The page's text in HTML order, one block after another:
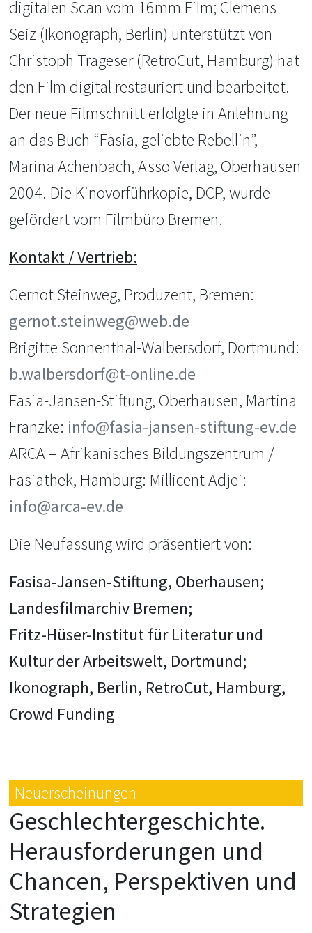
digitalen Scan vom 16mm Film; Clemens
Seiz (Ikonograph, Berlin) unterstützt von
Christoph Trageser (RetroCut, Hamburg) hat
den Film digital restauriert und bearbeitet.
Der neue Filmschnitt erfolgte in Anlehnung
an das Buch “Fasia, geliebte Rebellin”,
Marina Achenbach, Asso Verlag, Oberhausen
2004. Die Kinovorführkopie, DCP, wurde
gefördert vom Filmbüro Bremen.
Kontakt / Vertrieb:
Gernot Steinweg, Produzent, Bremen:
gernot.steinweg@web.de
Brigitte Sonnenthal-Walbersdorf, Dortmund:
b.walbersdorf@t-online.de
Fasia-Jansen-Stiftung, Oberhausen, Martina
Franzke: info@fasia-jansen-stiftung-ev.de
ARCA – Afrikanisches Bildungszentrum /
Fasiathek, Hamburg: Millicent Adjei:
info@arca-ev.de
Die Neufassung wird präsentiert von:
Fasisa-Jansen-Stiftung, Oberhausen;
Landesfilmarchiv Bremen;
Fritz-Hüser-Institut für Literatur und
Kultur der Arbeitswelt, Dortmund;
Ikonograph, Berlin, RetroCut, Hamburg,
Crowd Funding
Neuerscheinungen
Geschlechtergeschichte.
Herausforderungen und
Chancen, Perspektiven und
Strategien